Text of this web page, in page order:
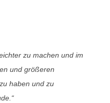
zu machen und im
und größeren
haben und zu